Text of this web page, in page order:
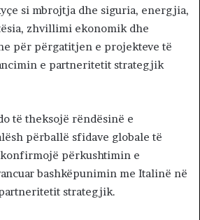
si mbrojtja dhe siguria, energjia,
zhvillimi ekonomik dhe
për përgatitjen e projekteve të
e partneritetit strategjik
të theksojë rëndësinë e
përballë sfidave globale të
përkushtimin e
bashkëpunimin me Italinë në
strategjik.